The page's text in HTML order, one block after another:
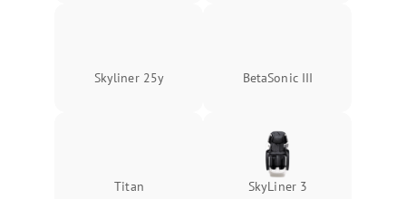
Skyliner 25y BetaSonic III
Titan SkyLiner 3